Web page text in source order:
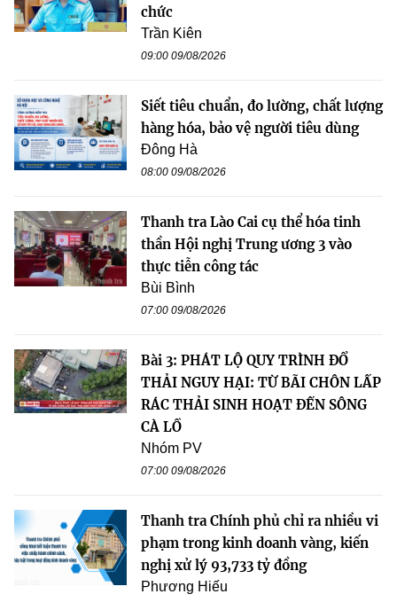
chức
Trần Kiên
09:00 09/08/2026
Siết tiêu chuẩn, đo lường, chất lượng
hàng hóa, bảo vệ người tiêu dùng
Đông Hà
08:00 09/08/2026
Thanh tra Lào Cai cụ thể hóa tinh
thần Hội nghị Trung ương 3 vào
thực tiễn công tác
Bùi Bình
07:00 09/08/2026
Bài 3: PHÁT LỘ QUY TRÌNH ĐỔ
THẢI NGUY HẠI: TỪ BÃI CHÔN LẤP
RÁC THẢI SINH HOẠT ĐẾN SÔNG
CÀ LỒ
Nhóm PV
07:00 09/08/2026
Thanh tra Chính phủ chỉ ra nhiều vi
phạm trong kinh doanh vàng, kiến
nghị xử lý 93,733 tỷ đồng
Phương Hiếu